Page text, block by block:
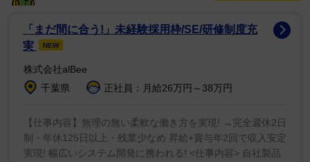
「まだ間に合う!」未経験採用枠/SE/研修制度充
実
NEW
株式会社alBee
千葉県
正社員：月給26万円～38万円
【仕事内容】無理の無い柔軟な働き方を実現! →完全週休2日
制・年休125日以上・残業少なめ 昇給+賞与年2回で収入安定
実現! 幅広いシステム開発に携われる! <仕事内容> 自社製品